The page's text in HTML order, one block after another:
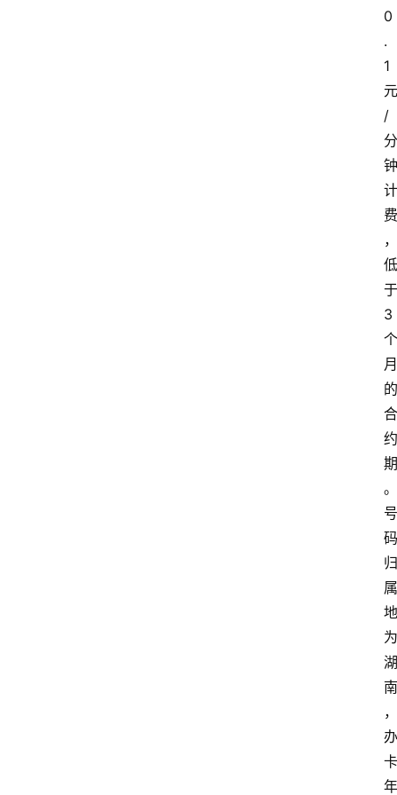
0
.
1
元
/
分
钟
计
费
，
低
于
3
个
月
的
合
约
期
。
号
码
归
属
地
为
湖
南
，
办
卡
年